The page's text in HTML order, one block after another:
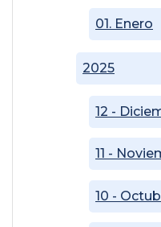
2025
10 -
11 -
12 -
01. Enero